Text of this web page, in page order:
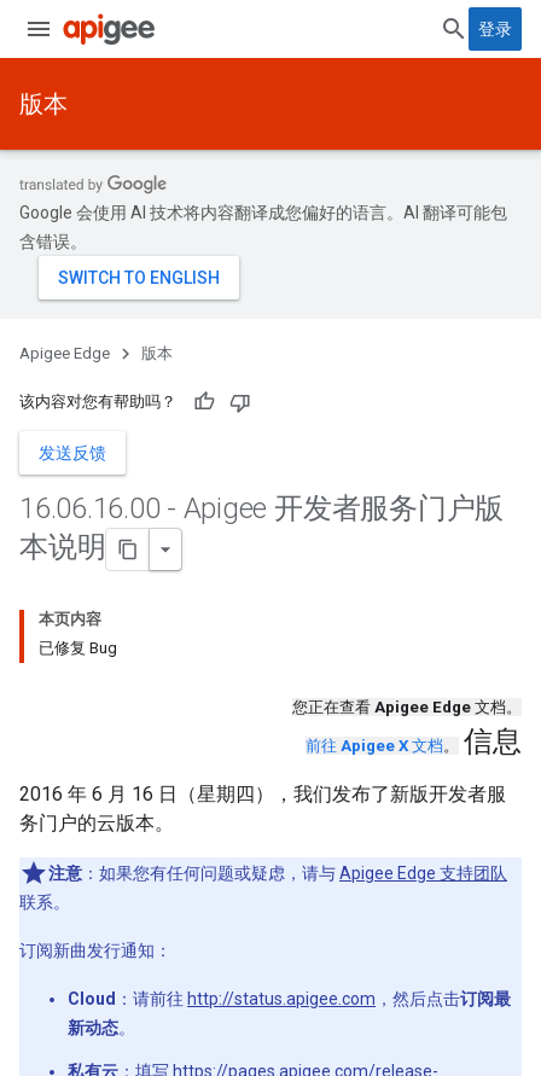
登录
版本
Google 会使用 AI 技术将内容翻译成您偏好的语言。AI 翻译可能包
含错误。
Apigee Edge 版本
该内容对您有帮助吗？
发送反馈
16.06.16.00 - Apigee 开发者服务门户版
本说明
本页内容
已修复 Bug
您正在查看 Apigee Edge 文档。
前往 Apigee X 文档。 信息
2016 年 6 月 16 日（星期四），我们发布了新版开发者服
务门户的云版本。
注意 ：如果您有任何问题或疑虑，请与Apigee Edge 支持团队
联系。
订阅新曲发行通知：
Cloud ：请前往 http://status.apigee.com ，然后点击订阅最
新动态。
私有云 ：填写 https://pages.apigee.com/release-